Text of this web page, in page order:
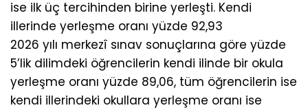
ise ilk üç tercihinden birine yerleşti. Kendi
illerinde yerleşme oranı yüzde 92,93
2026 yılı merkezî sınav sonuçlarına göre yüzde
5’lik dilimdeki öğrencilerin kendi ilinde bir okula
yerleşme oranı yüzde 89,06, tüm öğrencilerin ise
kendi illerindeki okullara yerleşme oranı ise